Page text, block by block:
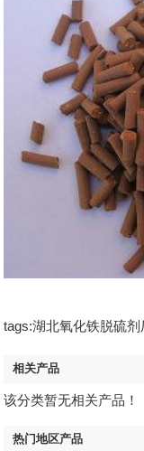
tags:湖北氧化铁脱硫
相关产品
该分类暂无相关产品！
热门地区产品